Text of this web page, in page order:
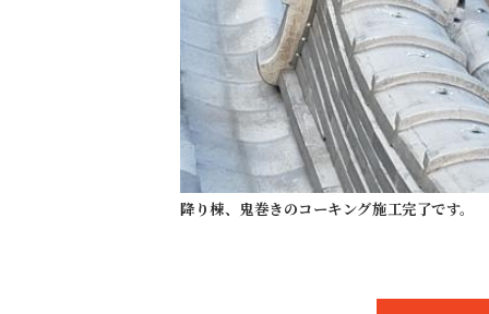
降り棟、鬼巻きのコーキング施工完了です。